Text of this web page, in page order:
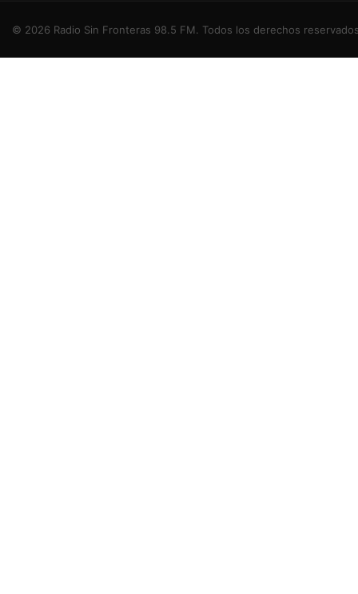
© 2026 Radio Sin Fronteras 98.5 FM. Todos los derechos